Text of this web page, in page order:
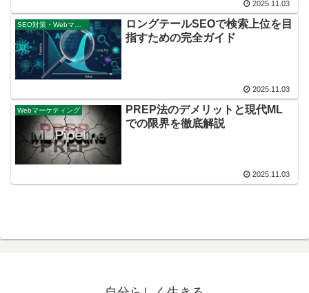
2025.11.03
SEO対策・Webマーケティング戦略
ロングテールSEOで検索上位を目
指すための完全ガイド
2025.11.03
Webマーケティング
PREP法のデメリットと現代ML
での限界を徹底解説
2025.11.03